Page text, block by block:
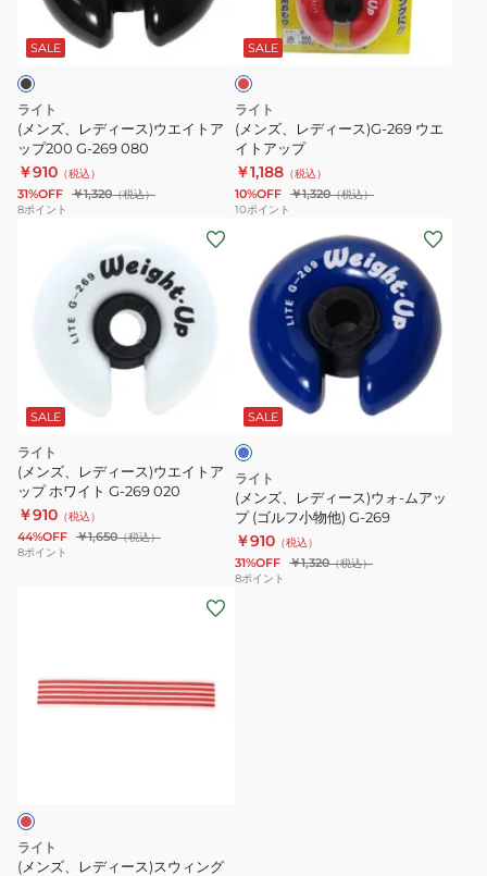
ス)
ウ
エ
イ
ト
ア
ッ
SALE
ライト
(メンズ、レディース)ウエイトア
ップ200 G-269 080
￥910 （税込）
31%OFF ￥1,320（税込）
8ポイント
ス)G-
269
ウ
エ
イ
ト
ア
SALE
レ
ッ
ライト
(メンズ、レディース)G-269 ウエ
イトアップ
￥1,188 （税込）
10%OFF ￥1,320（税込）
10ポイント
SALE
ライト
(メンズ、レディース)ウエイトア
ップ ホワイト G-269 020
￥910 （税込）
44%OFF ￥1,650（税込）
8ポイント
ズ、
デ
ス)
ウ
ォ-
ム
ア
ッ
プ
SALE
ル
ライト
(メンズ、レディース)ウォ-ムアッ
プ (ゴルフ小物他) G-269
￥910 （税込）
31%OFF ￥1,320（税込）
8ポイント
ス
ウ
ィ
ライト
(メンズ、レディース)スウィング